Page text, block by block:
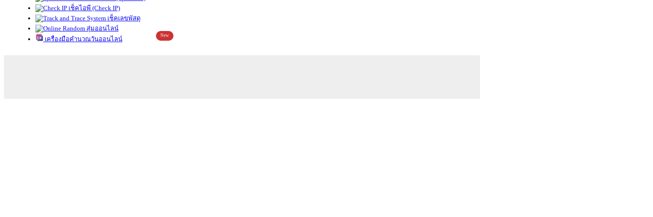
เช็คไอพี (Check IP)
เช็คเลขพัสดุ
สุ่มออนไลน์
เครื่องมือคำนวณวันออนไลน์
New